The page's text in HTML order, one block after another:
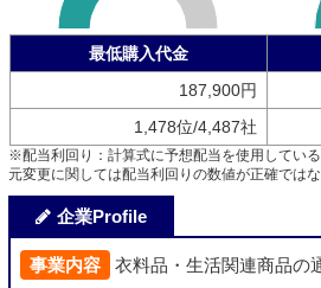
最低購入代金
187,900円
1,478位/4,487社
※配当利回り：計算式に予想配当を使用してい
元変更に関しては配当利回りの数値が正確ではな
企業Profile
事業内容 衣料品・生活関連商品の